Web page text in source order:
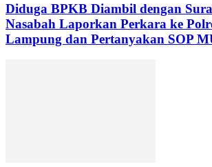
Diduga BPKB Diambil dengan
Nasabah Laporkan Perkara ke
Lampung dan Pertanyakan SOP